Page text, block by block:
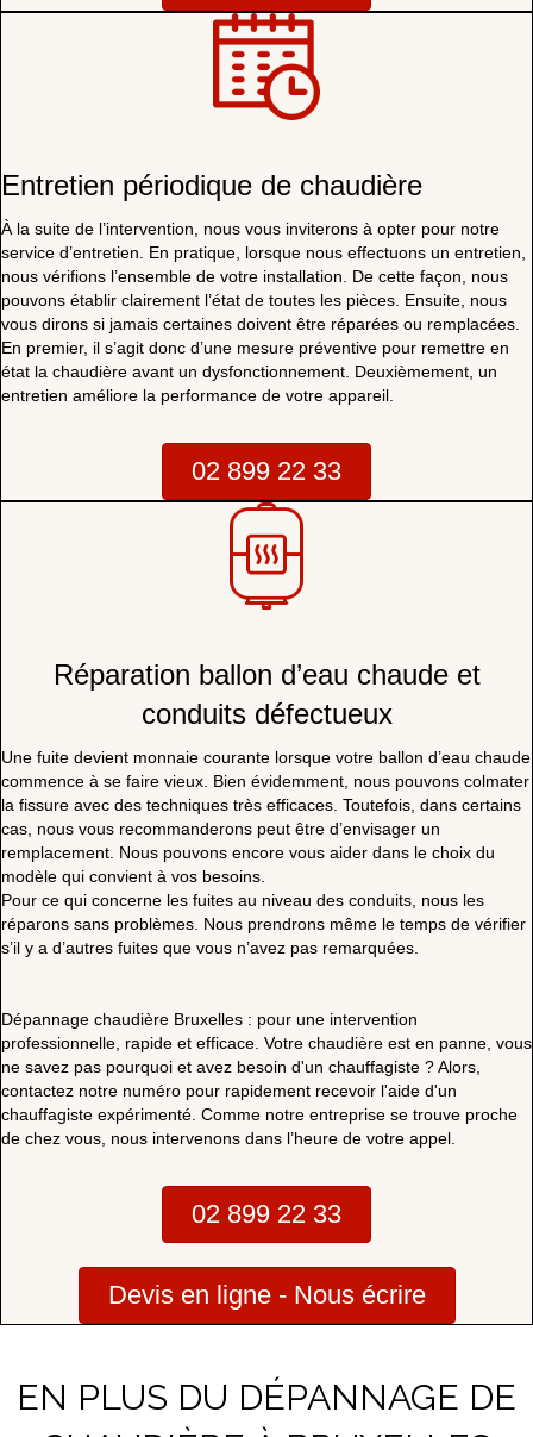
Entretien périodique de chaudière
À la suite de l’intervention, nous vous inviterons à opter pour notre
service d’entretien. En pratique, lorsque nous effectuons un entretien,
nous vérifions l’ensemble de votre installation. De cette façon, nous
pouvons établir clairement l’état de toutes les pièces. Ensuite, nous
vous dirons si jamais certaines doivent être réparées ou remplacées.
En premier, il s’agit donc d’une mesure préventive pour remettre en
état la chaudière avant un dysfonctionnement. Deuxièmement, un
entretien améliore la performance de votre appareil.
02 899 22 33
Réparation ballon d’eau chaude et
conduits défectueux
Une fuite devient monnaie courante lorsque votre ballon d’eau chaude
commence à se faire vieux. Bien évidemment, nous pouvons colmater
la fissure avec des techniques très efficaces. Toutefois, dans certains
cas, nous vous recommanderons peut être d’envisager un
remplacement. Nous pouvons encore vous aider dans le choix du
modèle qui convient à vos besoins.
Pour ce qui concerne les fuites au niveau des conduits, nous les
réparons sans problèmes. Nous prendrons même le temps de vérifier
s’il y a d’autres fuites que vous n’avez pas remarquées.
Dépannage chaudière Bruxelles : pour une intervention
professionnelle, rapide et efficace. Votre chaudière est en panne, vous
ne savez pas pourquoi et avez besoin d'un chauffagiste ? Alors,
contactez notre numéro pour rapidement recevoir l'aide d'un
chauffagiste expérimenté. Comme notre entreprise se trouve proche
de chez vous, nous intervenons dans l’heure de votre appel.
02 899 22 33
Devis en ligne - Nous écrire
EN PLUS DU DÉPANNAGE DE